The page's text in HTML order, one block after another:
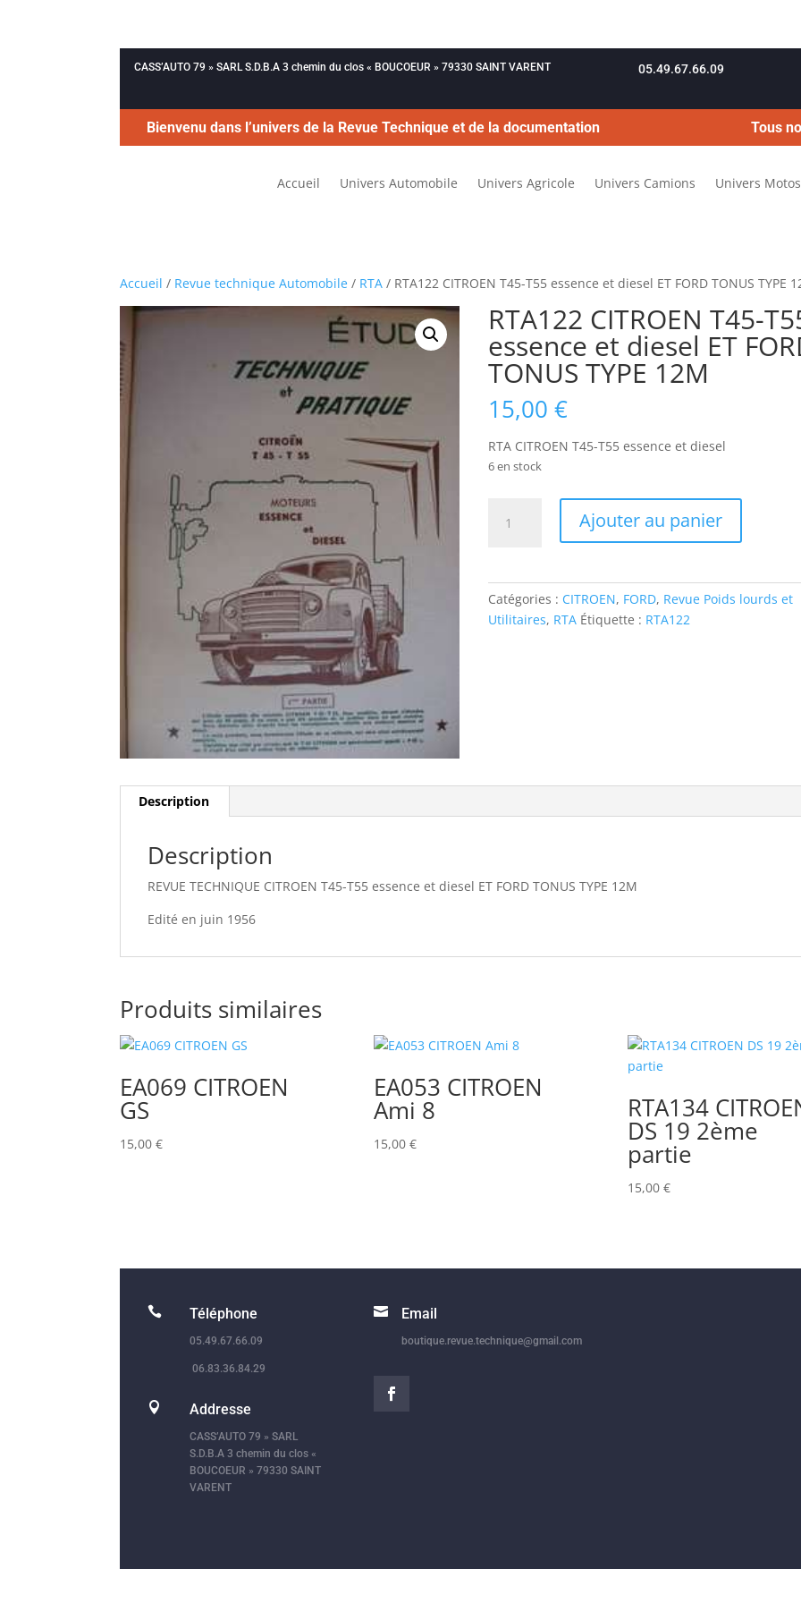
CASS’AUTO 79 » SARL S.D.B.A 3 chemin du clos « BOUCOEUR » 79330 SAINT VARENT 05.49.67.66.09
Bienvenu dans l’univers de la Revue Technique et de la documentation Tous
Accueil Univers Automobile Univers Agricole Univers Camions Univers Motos
Accueil / Revue technique Automobile / RTA / RTA122 CITROEN T45-T55 essence et diesel ET FORD TONUS TYPE
RTA122 CITROEN T45-
essence et diesel ET
TONUS TYPE 12M
15,00€
RTA CITROEN T45-T55 essence et diesel
6 en stock
Ajouter au panier
Catégories : CITROEN, FORD, Revue Poids lourds et
Utilitaires, RTA Étiquette : RTA122
Description
Description
REVUE TECHNIQUE CITROEN T45-T55 essence et diesel ET FORD TONUS TYPE 12M
Edité en juin 1956
Produits similaires
EA069 CITROEN
GS
15,00€
EA053 CITROEN
Ami 8
15,00 €
RTA134
DS 19 2ème
partie
15,00 €
 Téléphone
05.49.67.66.09
06.83.36.84.29
 Addresse
CASS’AUTO 79 » SARL
S.D.B.A 3 chemin du clos «
BOUCOEUR » 79330 SAINT
VARENT
 Email
boutique.revue.technique@gmail.com